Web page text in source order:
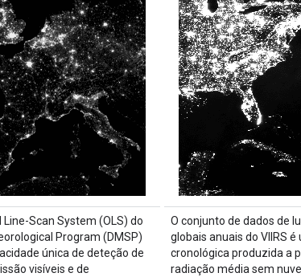
Line-Scan System (OLS) do
Program (DMSP)
única de deteção de
visíveis e de
O conjunto de dados de
globais anuais do VIIRS é
cronológica produzida a
radiação média sem